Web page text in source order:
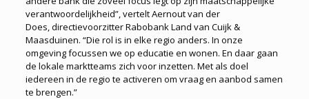
verantwoordelijkheid”, vertelt Aernout van der
Does, directievoorzitter Rabobank Land van Cuijk &
Maasduinen. “Die rol is in elke regio anders. In onze
omgeving focussen we op educatie en wonen. En daar gaan
de lokale marktteams zich voor inzetten. Met als doel
iedereen in de regio te activeren om vraag en aanbod samen
te brengen.”